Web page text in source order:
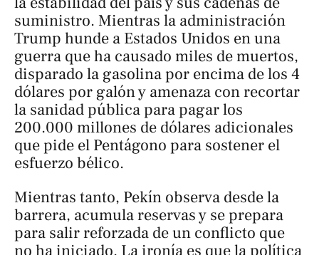
suministro. Mientras la administración
Trump hunde a Estados Unidos en una
guerra que ha causado miles de muertos,
disparado la gasolina por encima de los 4
dólares por galón y amenaza con recortar
la sanidad pública para pagar los
200.000 millones de dólares adicionales
que pide el Pentágono para sostener el
esfuerzo bélico.
Mientras tanto, Pekín observa desde la
barrera, acumula reservas y se prepara
para salir reforzada de un conflicto que
no ha iniciado. La ironía es que la política